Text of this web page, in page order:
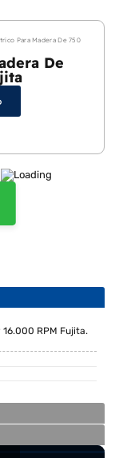
Para Madera De 750
De
RPM Fujita.